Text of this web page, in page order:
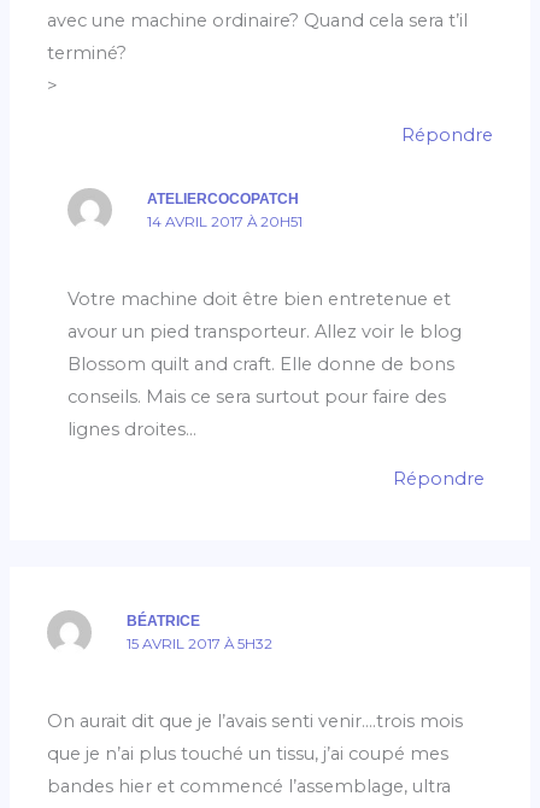
avec une machine ordinaire? Quand cela sera t’il
terminé?
>
Répondre
ATELIERCOCOPATCH
14 AVRIL 2017 À 20H51
Votre machine doit être bien entretenue et
avour un pied transporteur. Allez voir le blog
Blossom quilt and craft. Elle donne de bons
conseils. Mais ce sera surtout pour faire des
lignes droites…
Répondre
BÉATRICE
15 AVRIL 2017 À 5H32
On aurait dit que je l’avais senti venir….trois mois
que je n’ai plus touché un tissu, j’ai coupé mes
bandes hier et commencé l’assemblage, ultra